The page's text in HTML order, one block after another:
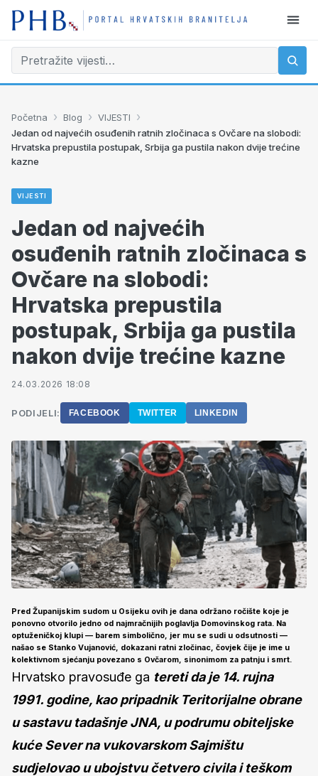
Početna › Blog › VIJESTI ›
Jedan od najvećih osuđenih ratnih zločinaca s Ovčare na slobodi:
Hrvatska prepustila postupak, Srbija ga pustila nakon dvije trećine
kazne
VIJESTI
Jedan od najvećih
osuđenih ratnih zločinaca s
Ovčare na slobodi:
Hrvatska prepustila
postupak, Srbija ga pustila
nakon dvije trećine kazne
24.03.2026 18:08
PODIJELI: FACEBOOK TWITTER LINKEDIN
Pred Županijskim sudom u Osijeku ovih je dana održano ročište koje je
ponovno otvorilo jedno od najmračnijih poglavlja Domovinskog rata. Na
optuženičkoj klupi — barem simbolično, jer mu se sudi u odsutnosti —
našao se Stanko Vujanović, dokazani ratni zločinac, čovjek čije je ime u
kolektivnom sjećanju povezano s Ovčarom, sinonimom za patnju i smrt.
Hrvatsko pravosuđe ga tereti da je 14. rujna
1991. godine, kao pripadnik Teritorijalne obrane
u sastavu tadašnje JNA, u podrumu obiteljske
kuće Sever na vukovarskom Sajmištu
sudjelovao u ubojstvu četvero civila i teškom